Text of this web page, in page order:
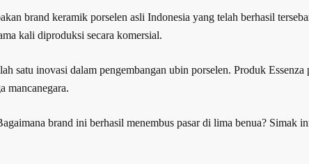
brand keramik porselen asli Indonesia yang telah berhasil
kali diproduksi secara komersial.
satu inovasi dalam pengembangan ubin porselen. Produk
mancanegara.
brand ini berhasil menembus pasar di lima benua?